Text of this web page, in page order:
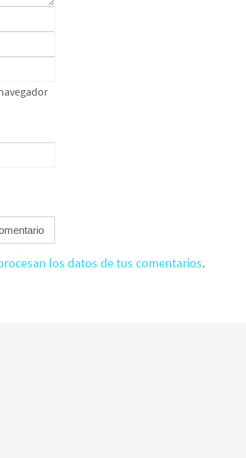
los datos de tus comentarios.